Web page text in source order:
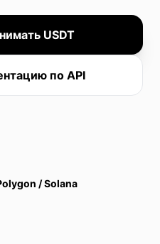
USDT
по API
/ Solana